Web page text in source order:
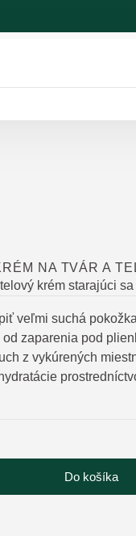
NA TVÁR A
krém starajúci
veľmi suchá
zaparenia pod
z vykúrených
Do košíka